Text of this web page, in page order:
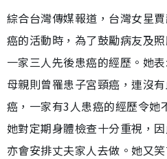
:
9
7
3
綜合台灣傳媒報道，台灣女星
癌的活動時，為了鼓勵病友及
一家三人先後患癌的經歷。她
母親則曾罹患子宮頸癌，連沒
癌，一家有3人患癌的經歷令她
她對定期身體檢查十分重視，
亦會安排丈夫家人去做。她又